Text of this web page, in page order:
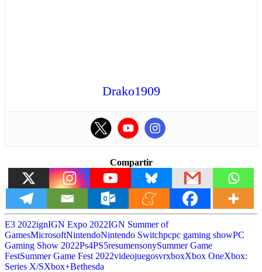
Drako1909
Compartir
E3 2022ignIGN Expo 2022IGN Summer of
GamesMicrosoftNintendoNintendo Switchpcpc gaming showPC
Gaming Show 2022Ps4PS5resumensonySummer Game
FestSummer Game Fest 2022videojuegosvrxboxXbox OneXbox:
Series X/SXbox+Bethesda